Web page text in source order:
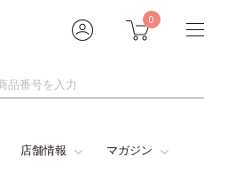
0
店舗情報 マガジン